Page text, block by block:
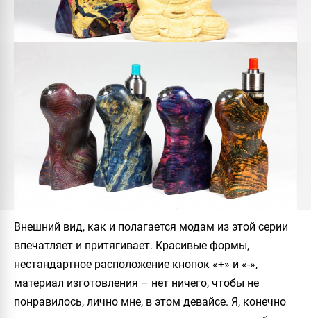
Внешний вид, как и полагается модам из этой серии
впечатляет и притягивает. Красивые формы,
нестандартное расположение кнопок «+» и «-»,
материал изготовления – нет ничего, чтобы не
понравилось, лично мне, в этом девайсе. Я, конечно